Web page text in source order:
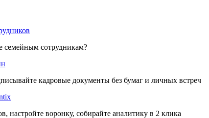
семейным сотрудникам?
кадровые документы без бумаг и личных встреч
настройте воронку, собирайте аналитику в 2 клика